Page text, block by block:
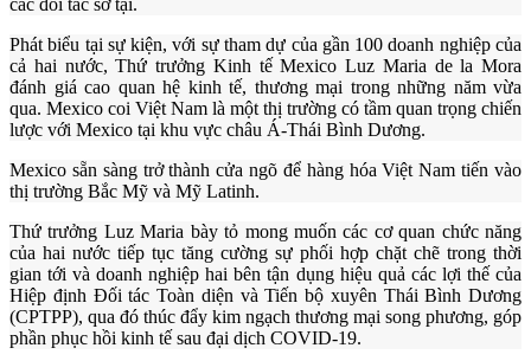
các đối tác sở tại.
Phát biểu tại sự kiện, với sự tham dự của gần 100 doanh nghiệp của
cả hai nước, Thứ trưởng Kinh tế Mexico Luz Maria de la Mora
đánh giá cao quan hệ kinh tế, thương mại trong những năm vừa
qua. Mexico coi Việt Nam là một thị trường có tầm quan trọng chiến
lược với Mexico tại khu vực châu Á-Thái Bình Dương.
Mexico sẵn sàng trở thành cửa ngõ để hàng hóa Việt Nam tiến vào
thị trường Bắc Mỹ và Mỹ Latinh.
Thứ trưởng Luz Maria bày tỏ mong muốn các cơ quan chức năng
của hai nước tiếp tục tăng cường sự phối hợp chặt chẽ trong thời
gian tới và doanh nghiệp hai bên tận dụng hiệu quả các lợi thế của
Hiệp định Đối tác Toàn diện và Tiến bộ xuyên Thái Bình Dương
(CPTPP), qua đó thúc đẩy kim ngạch thương mại song phương, góp
phần phục hồi kinh tế sau đại dịch COVID-19.